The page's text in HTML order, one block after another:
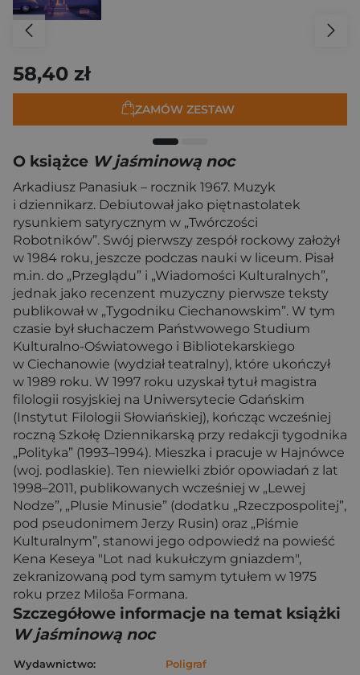
58,40 zł
ZAMÓW ZESTAW
O książce W jaśminową noc
Arkadiusz Panasiuk – rocznik 1967. Muzyk
i dziennikarz. Debiutował jako piętnastolatek
rysunkiem satyrycznym w „Twórczości
Robotników”. Swój pierwszy zespół rockowy założył
w 1984 roku, jeszcze podczas nauki w liceum. Pisał
m.in. do „Przeglądu” i „Wiadomości Kulturalnych”,
jednak jako recenzent muzyczny pierwsze teksty
publikował w „Tygodniku Ciechanowskim”. W tym
czasie był słuchaczem Państwowego Studium
Kulturalno-Oświatowego i Bibliotekarskiego
w Ciechanowie (wydział teatralny), które ukończył
w 1989 roku. W 1997 roku uzyskał tytuł magistra
filologii rosyjskiej na Uniwersytecie Gdańskim
(Instytut Filologii Słowiańskiej), kończąc wcześniej
roczną Szkołę Dziennikarską przy redakcji tygodnika
„Polityka” (1993–1994). Mieszka i pracuje w Hajnówce
(woj. podlaskie). Ten niewielki zbiór opowiadań z lat
1998–2011, publikowanych wcześniej w „Lewej
Nodze”, „Plusie Minusie” (dodatku „Rzeczpospolitej”,
pod pseudonimem Jerzy Rusin) oraz „Piśmie
Kulturalnym”, stanowi jego odpowiedź na powieść
Kena Keseya "Lot nad kukułczym gniazdem",
zekranizowaną pod tym samym tytułem w 1975
roku przez Miloša Formana.
Szczegółowe informacje na temat książki
W jaśminową noc
Wydawnictwo: Poligraf